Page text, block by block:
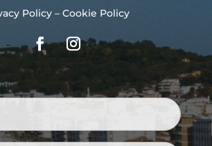
Policy –Cookie Policy